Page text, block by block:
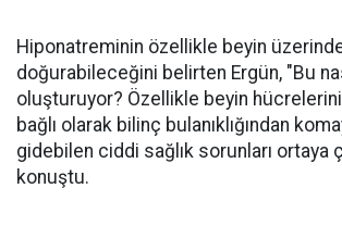
Hiponatreminin özellikle beyin
doğurabileceğini belirten Ergün, "Bu
oluşturuyor? Özellikle beyin
bağlı olarak bilinç bulanıklığından
gidebilen ciddi sağlık sorunları ortaya
konuştu.